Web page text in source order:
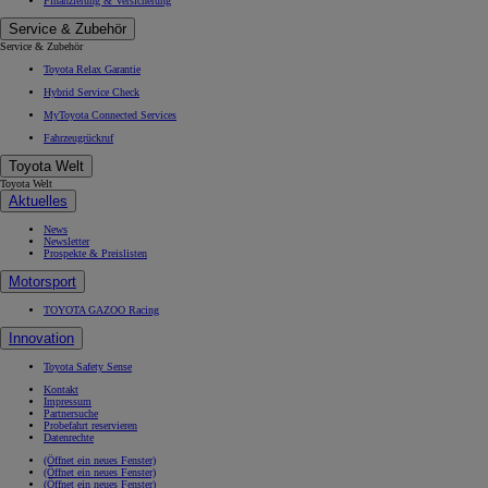
Ab
VOLLELEKTRISCH & MILD-HYBRID
Service & Zubehör
Service & Zubehör
Toyota Relax Garantie
Hybrid Service Check
MyToyota Connected Services
Fahrzeugrückruf
Toyota Welt
Toyota Welt
Aktuelles
News
Newsletter
Prospekte & Preislisten
Motorsport
TOYOTA GAZOO Racing
Innovation
Toyota Safety Sense
Kontakt
Impressum
Partnersuche
Probefahrt reservieren
Datenrechte
(Öffnet ein neues Fenster)
(Öffnet ein neues Fenster)
(Öffnet ein neues Fenster)